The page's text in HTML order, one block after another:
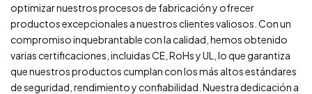
optimizar nuestros procesos de fabricación y ofrecer
productos excepcionales a nuestros clientes valiosos. Con un
compromiso inquebrantable con la calidad, hemos obtenido
varias certificaciones, incluidas CE, RoHs y UL, lo que garantiza
que nuestros productos cumplan con los más altos estándares
de seguridad, rendimiento y confiabilidad. Nuestra dedicación a